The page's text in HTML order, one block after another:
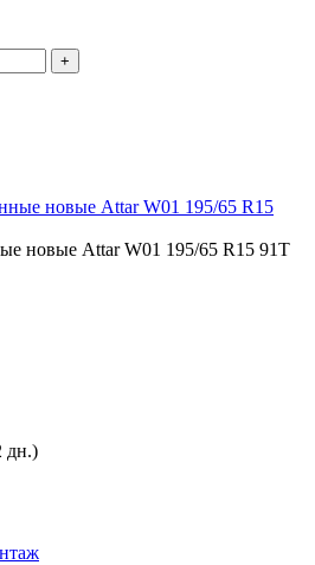
+
новые Attar W01 195/65 R15 91T
дн.)